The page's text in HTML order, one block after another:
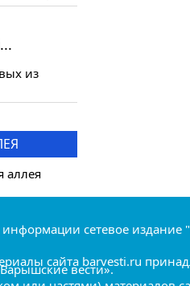
из
информации сетевое издание
сайта barvesti.ru
вести».